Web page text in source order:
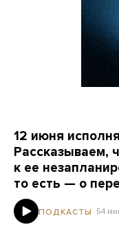
12 июня
Рассказываем,
к ее
то есть — о
ПОДКАСТЫ 54